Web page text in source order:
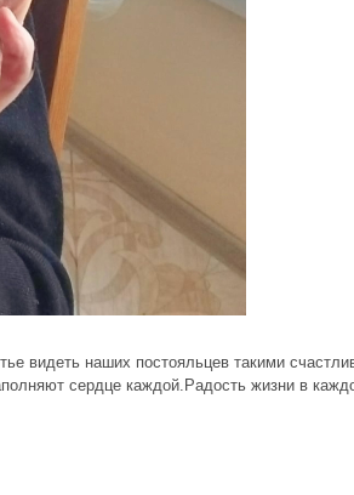
видеть наших постояльцев такими
сердце каждой.Радость жизни в